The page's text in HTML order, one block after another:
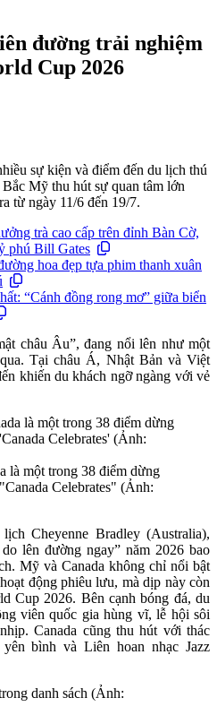
đường trải nghiệm
Cup 2026
sự kiện và điểm đến du lịch thú
Mỹ thu hút sự quan tâm lớn
từ ngày 11/6 đến 19/7.
trà cao cấp trên đỉnh Bàn Cờ,
phú Bill Gates
hoa đẹp tựa phim thanh xuân
“Cánh đồng rong mơ” giữa biển
châu Âu”, đang nổi lên như một
Tại châu Á, Nhật Bản và Việt
khiến du khách ngỡ ngàng với vẻ
là một trong 38 điểm dừng
Celebrates" (Ảnh:
Cheyenne Bradley (Australia),
lên đường ngay” năm 2026 bao
Mỹ và Canada không chỉ nổi bật
động phiêu lưu, mà dịp này còn
Cup 2026. Bên cạnh bóng đá, du
viên quốc gia hùng vĩ, lễ hội sôi
Canada cũng thu hút với thác
bình và Liên hoan nhạc Jazz